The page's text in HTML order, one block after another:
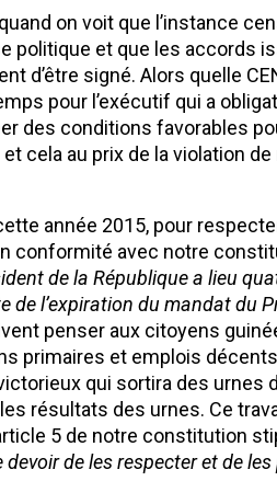
on voit que l’instance
politique et que les accords
d’être signé. Alors quelle
pour l’exécutif qui a
des conditions favorables
cela au prix de la violation de
année 2015, pour
conformité avec notre
de la République a lieu
l’expiration du mandat du
penser aux citoyens
primaires et emplois
qui sortira des
résultats des urnes. Ce
5 de notre constitution
de les respecter et de les